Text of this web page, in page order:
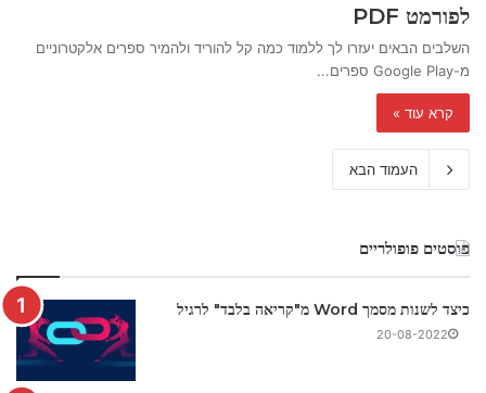
לפורמט PDF
השלבים הבאים יעזרו לך ללמוד כמה קל להוריד ולהמיר ספרים אלקטרוניים
מ-Google Play ספרים...
קרא עוד »
העמוד הבא
פוסטים פופולריים
כיצד לשנות מסמך Word מ"קריאה בלבד" לרגיל
20-08-2022